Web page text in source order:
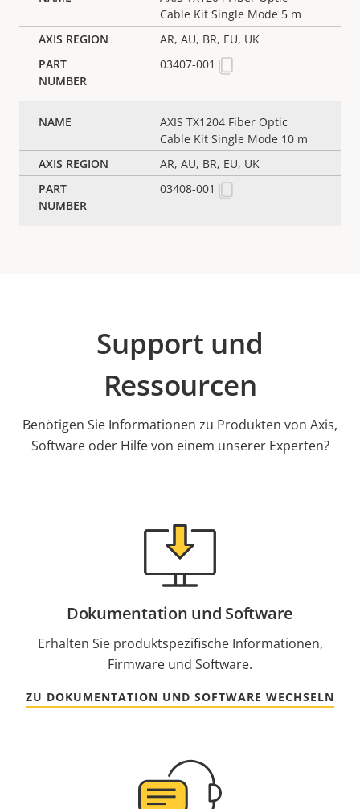
Cable Kit Single Mode 5 m
AR, AU, BR, EU, UK
03407-001
AXIS TX1204 Fiber Optic
Cable Kit Single Mode 10 m
AR, AU, BR, EU, UK
03408-001
Support und
Ressourcen
Benötigen Sie Informationen zu Produkten von Axis,
Software oder Hilfe von einem unserer Experten?
Dokumentation und Software
Erhalten Sie produktspezifische Informationen,
Firmware und Software.
ZU DOKUMENTATION UND SOFTWARE WECHSELN